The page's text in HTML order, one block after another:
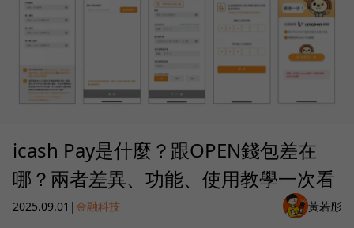
icash Pay是什麼？跟OPEN錢包差在
哪？兩者差異、功能、使用教學一次看
2025.09.01 |金融科技 黃若彤